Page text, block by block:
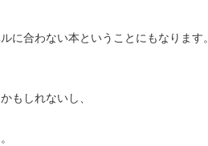
に合わない本ということにもなります。
もしれないし、